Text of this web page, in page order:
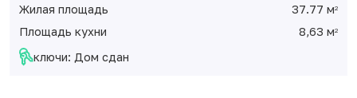
Жилая площадь 37.77 м2
Площадь кухни 8,63 м2
ключи: Дом сдан